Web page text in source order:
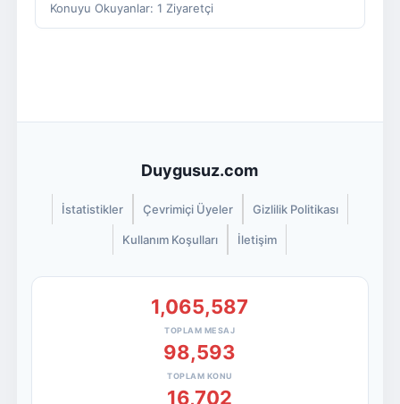
Konuyu Okuyanlar: 1 Ziyaretçi
Duygusuz.com
İstatistikler Çevrimiçi Üyeler Gizlilik Politikası
Kullanım Koşulları İletişim
1,065,587
TOPLAM MESAJ
98,593
TOPLAM KONU
16,702